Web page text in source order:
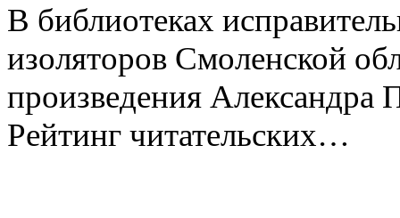
В библиотеках
изоляторов Смоленской
произведения
Рейтинг читательских…